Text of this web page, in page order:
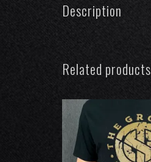
Description
Related products